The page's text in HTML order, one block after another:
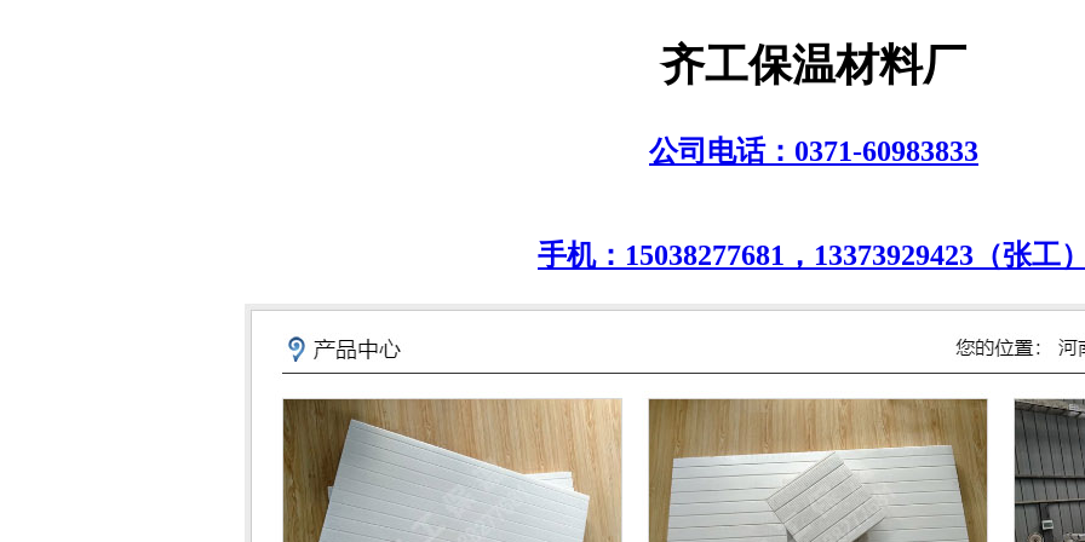
齐工保温材料厂
公司电话：0371-60983833
手机：15038277681，13373929423（张工